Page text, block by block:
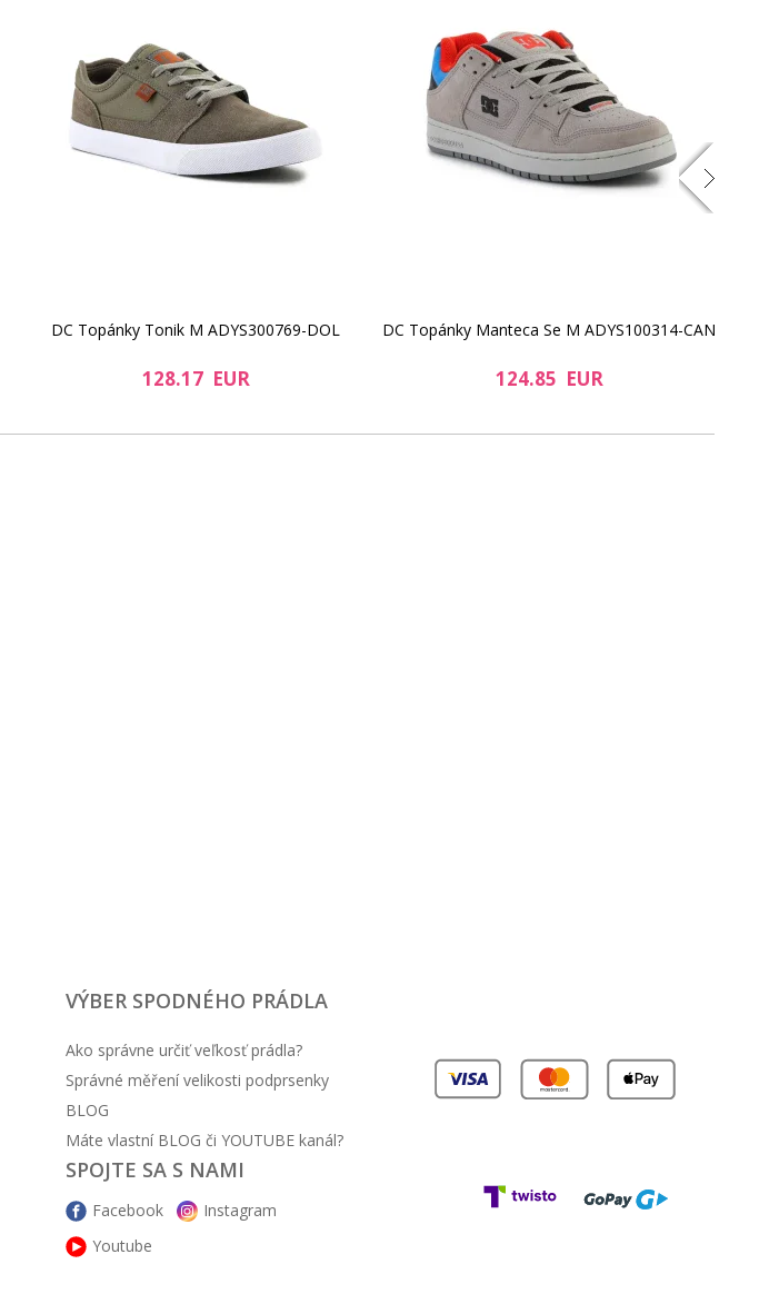
DC Topánky Tonik M ADYS300769-DOL
128.17 EUR
DC Topánky Manteca Se M ADYS100314-CAN
124.85 EUR
VÝBER SPODNÉHO PRÁDLA
Ako správne určiť veľkosť prádla?
Správné měření velikosti podprsenky
BLOG
Máte vlastní BLOG či YOUTUBE kanál?
SPOJTE SA S NAMI
Facebook
Instagram
Youtube